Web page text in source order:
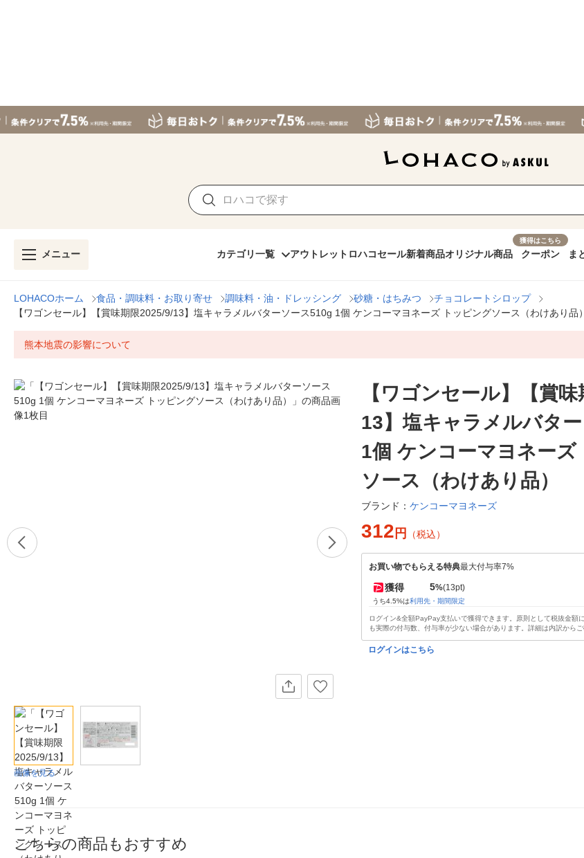
メニュー カテゴリ一覧 アウトレット ロハコセール新着商品オリジナル商品
獲得はこちら
クーポン ま
LOHACOホーム 食品・調味料・お取り寄せ 調味料・油・ドレッシング 砂糖・はちみつ
チョコレートシロップ
【ワゴンセール】【賞味期限2025/9/13】塩キャラメルバターソース510g 1個 ケンコーマヨネーズ トッピングソース（わけあり品）
熊本地震の影響について
画像を見る
【ワゴンセール】【賞
13】塩キャラメルバタ
1個 ケンコーマヨネーズ
ソース（わけあり品）
ブランド： ケンコーマヨネーズ
312 円 （税込）
お買い物でもらえる特典最大付与率7%
獲得 5%(13pt)
うち4.5%は利用先・期間限定
ログイン&全額PayPay支払いで獲得できます。原則として税抜金額
も実際の付与数、付与率が少ない場合があります。詳細は内訳からご
ログインはこちら
こちらの商品もおすすめ